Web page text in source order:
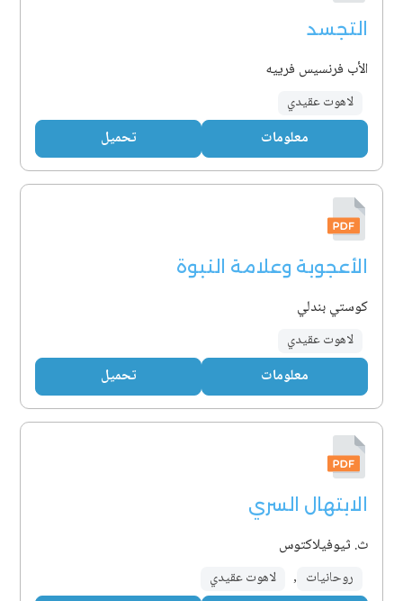
التجسد
الأب فرنسيس فرييه
لاهوت عقيدي
معلومات تحميل
الأعجوبة وعلامة النبوة
كوستي بندلي
لاهوت عقيدي
معلومات تحميل
الابتهال السري
ث. ثيوفيلاكتوس
روحانيات , لاهوت عقيدي